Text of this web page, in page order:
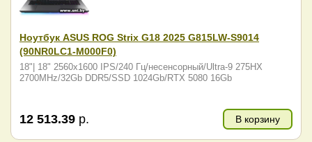
Ноутбук ASUS ROG Strix G18 2025 G815LW-S9014
(90NR0LC1-M000F0)
18"| 18" 2560x1600 IPS/240 Гц/несенсорный/Ultra-9 275HX
2700MHz/32Gb DDR5/SSD 1024Gb/RTX 5080 16Gb
12 513.39 р. В корзину